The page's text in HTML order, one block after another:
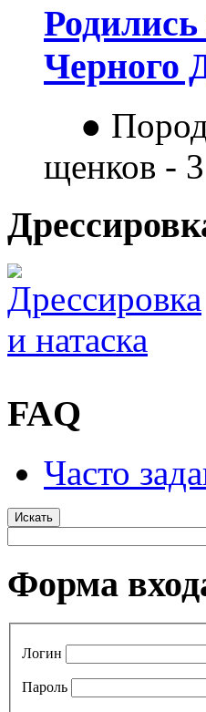
Черного
●
щенков -
FAQ
Часто
Искать
Форма
Логин
Пароль